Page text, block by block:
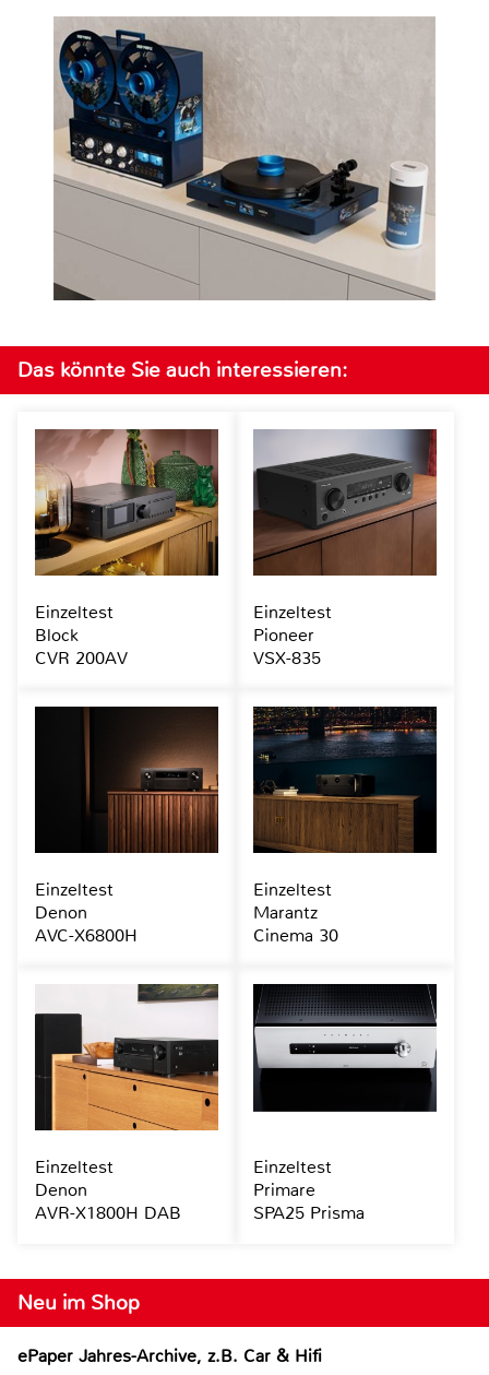
Neu im Shop
ePaper Jahres-Archive, z.B. Car & Hifi
Das könnte Sie auch interessieren:
Einzeltest
Block
CVR 200AV
Einzeltest
Pioneer
VSX-835
Einzeltest
Denon
AVC-X6800H
Einzeltest
Marantz
Cinema 30
Einzeltest
Denon
AVR-X1800H DAB
Einzeltest
Primare
SPA25 Prisma